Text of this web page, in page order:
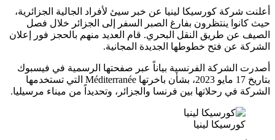
أعلنت شركة كورسيكا لينيا عن خبر سيئ لأفراد الجالية الجزائرية،
حيث كانوا ينتظرون بفارغ الصبر السفر إلى الجزائر خلال فصل
الصيف عن طريق النقل البحري. قام العديد منهم بالحجز فور إعلان
الشركة عن فتح خطوطها الجديدة المجانية.
أصدرت الشركة الفرنسية بياناً عبر صفحتها الرسمية في فيسبوك
بتاريخ 17 مايو 2023، بشأن باخرتها Méditerranée التي تستخدمها
الشركة في رحلاتها بين فرنسا والجزائر، وتحديداً من ميناء مرسيليا.
كورسيكا لينيا